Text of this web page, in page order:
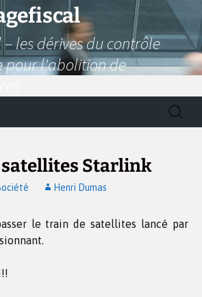
les dérives du contrôle
pour l'abolition de
satellites Starlink
Henri Dumas
le train de satellites lancé par